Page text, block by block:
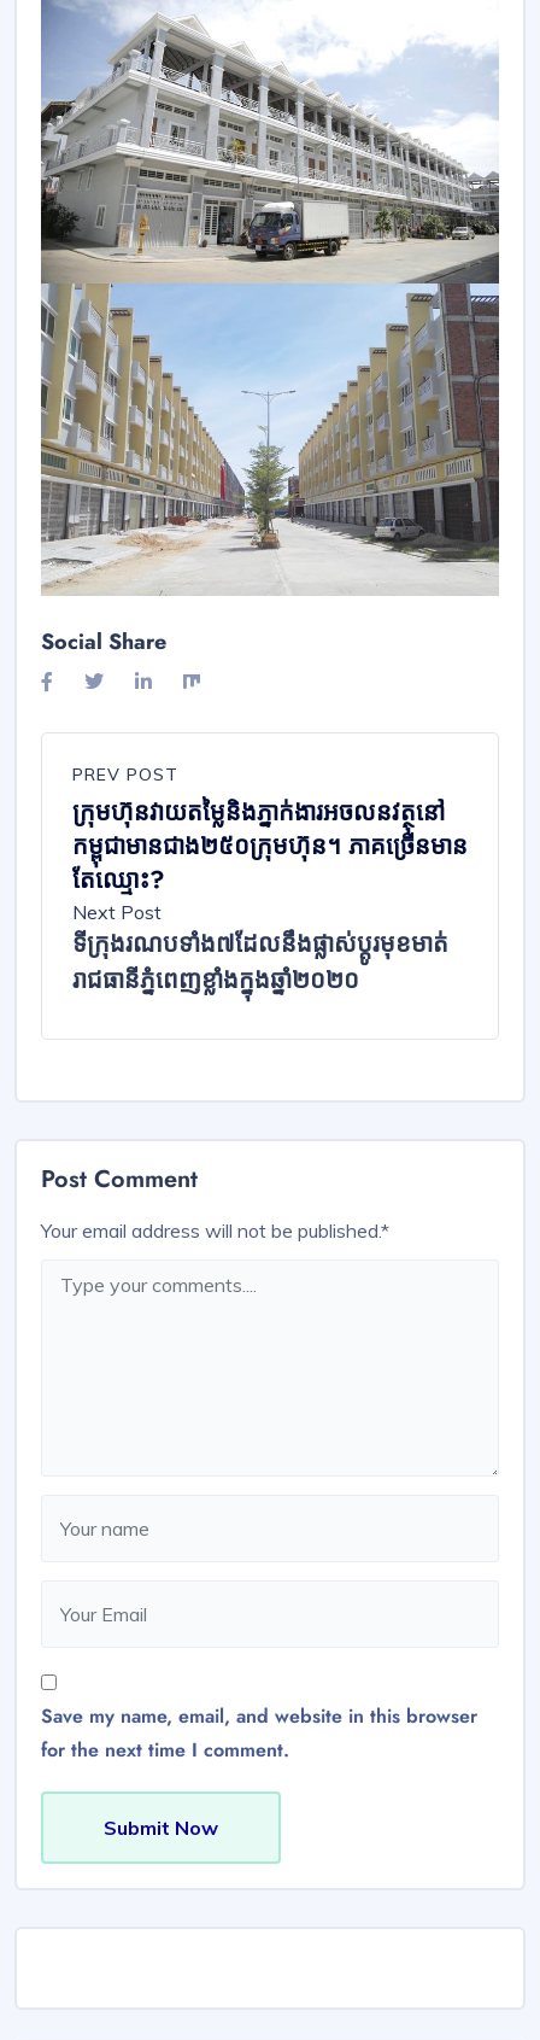
Social Share
PREV POST
ក្រុមហ៊ុន​វាយតម្លៃ​និង​ភ្នាក់ងារ​អចលន​វត្ថុ​នៅ​
កម្ពុជា​មាន​ជាង​២៥០​ក្រុមហ៊ុន។ ​ភាគច្រើន​មាន​
តែ​ឈ្មោះ?
Next Post
ទីក្រុង​រណប​ទាំង​៧​ដែល​នឹង​ផ្លាស់​ប្តូរ​មុខ​មាត់​
រាជ​ធានី​ភ្នំពេញ​ខ្លាំង​ក្នុង​ឆ្នាំ២០២០
Post Comment
Your email address will not be published.*
Save my name, email, and website in this browser
for the next time I comment.
Submit Now